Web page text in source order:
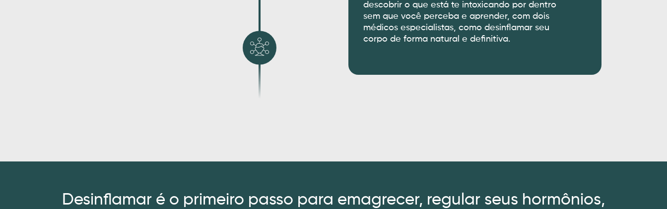
descobrir o que está te intoxicando por dentro
sem que você perceba e aprender, com dois
médicos especialistas, como desinflamar seu
corpo de forma natural e definitiva.
Desinflamar é o primeiro passo para emagrecer, regular seus hormônios,